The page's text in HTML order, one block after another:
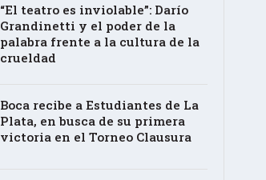
“El teatro es inviolable”: Darío
Grandinetti y el poder de la
palabra frente a la cultura de la
crueldad
Boca recibe a Estudiantes de La
Plata, en busca de su primera
victoria en el Torneo Clausura